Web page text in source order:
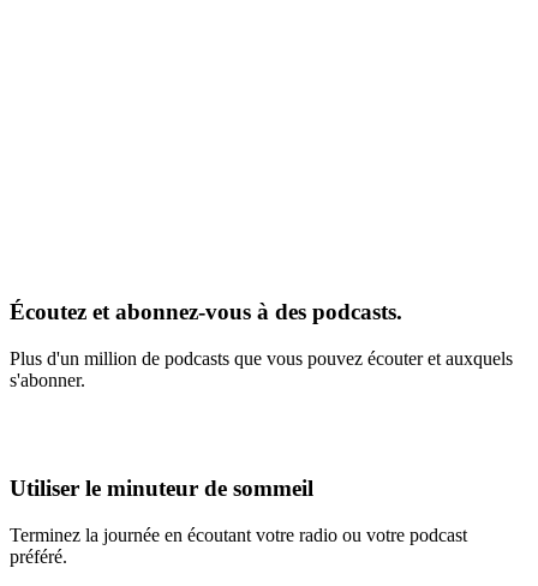
Écoutez et abonnez-vous à des podcasts.
Plus d'un million de podcasts que vous pouvez écouter et auxquels
s'abonner.
Utiliser le minuteur de sommeil
Terminez la journée en écoutant votre radio ou votre podcast
préféré.